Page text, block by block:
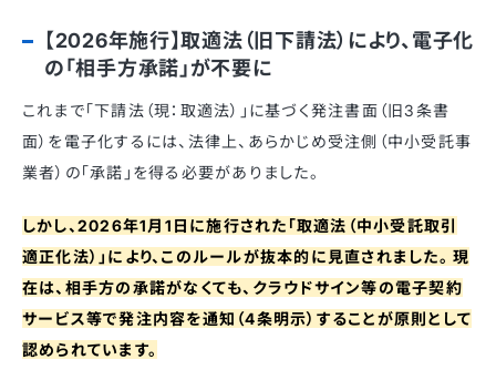
【2026年施行】取適法（旧下請法）により、電子化
の「相手方承諾」が不要に
これまで「下請法（現：取適法）」に基づく発注書面（旧3条書
面）を電子化するには、法律上、あらかじめ受注側（中小受託事
業者）の「承諾」を得る必要がありました。
しかし、2026年1月1日に施行された「取適法（中小受託取引
適正化法）」により、このルールが抜本的に見直されました。 現
在は、相手方の承諾がなくても、クラウドサイン等の電子契約
サービス等で発注内容を通知（4条明示）することが原則として
認められています。